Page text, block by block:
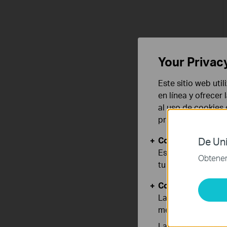
De
Your
Este sitio web
en línea y ofrecer
al uso de
privacidad
Cookies Básicas
Estas cookies
tu sistema.
Cookies de
Las cookies de
mejorar y adaptar